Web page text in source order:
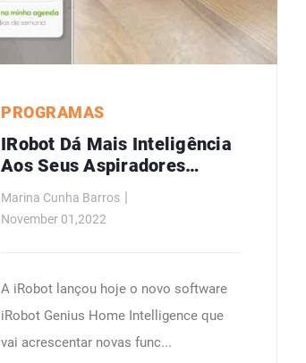
PROGRAMAS
IRobot Dá Mais Inteligência
Aos Seus Aspiradores
Robôs
Marina Cunha Barros
November 01,2022
A iRobot lançou hoje o novo software
iRobot Genius Home Intelligence que
vai acrescentar novas func...